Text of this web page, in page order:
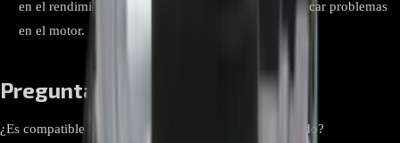
en el rendimiento del aire acondicionado puede indicar problemas
en el motor.
Preguntas frecuentes:
¿Es compatible con otros modelos de aire acondicionado?